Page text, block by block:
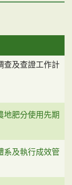
查及查證工作計
地肥分使用先期
系及執行成效管